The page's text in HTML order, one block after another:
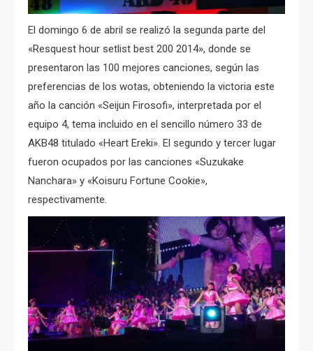
El domingo 6 de abril se realizó la segunda parte del
«Resquest hour setlist best 200 2014», donde se
presentaron las 100 mejores canciones, según las
preferencias de los wotas, obteniendo la victoria este
año la canción «Seijun Firosofi», interpretada por el
equipo 4, tema incluido en el sencillo número 33 de
AKB48 titulado «Heart Ereki». El segundo y tercer lugar
fueron ocupados por las canciones «Suzukake
Nanchara» y «Koisuru Fortune Cookie»,
respectivamente.